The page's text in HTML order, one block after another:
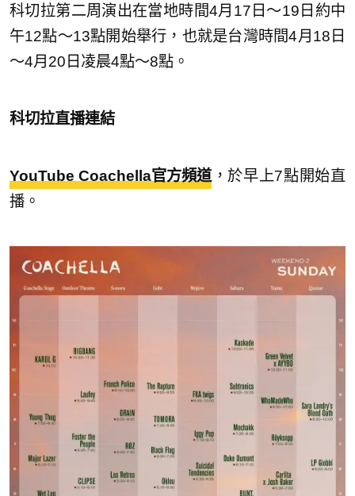
科切拉第二周演出在當地時間4月17日～19日約中
午12點～13點開始舉行，也就是台灣時間4月18日
～4月20日凌晨4點～8點。
科切拉直播連結
YouTube Coachella官方頻道 ，於早上7點開始直
播。